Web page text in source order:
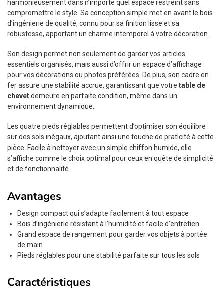
harmonieusement dans n’importe quel espace restreint sans
compromettre le style. Sa conception simple met en avant le bois
d’ingénierie de qualité, connu pour sa finition lisse et sa
robustesse, apportant un charme intemporel à votre décoration.
Son design permet non seulement de garder vos articles
essentiels organisés, mais aussi d’offrir un espace d’affichage
pour vos décorations ou photos préférées. De plus, son cadre en
fer assure une stabilité accrue, garantissant que votre table de
chevetdemeure en parfaite condition, même dans un
environnement dynamique.
Les quatre pieds réglables permettent d’optimiser son équilibre
sur des sols inégaux, ajoutant ainsi une touche de praticité à cette
pièce. Facile à nettoyer avec un simple chiffon humide, elle
s’affiche comme le choix optimal pour ceux en quête de simplicité
et de fonctionnalité.
Avantages
Design compact qui s’adapte facilement à tout espace
Bois d’ingénierie résistant à l’humidité et facile d’entretien
Grand espace de rangement pour garder vos objets à portée
de main
Pieds réglables pour une stabilité parfaite sur tous les sols
Caractéristiques